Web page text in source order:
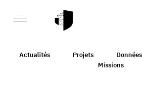
Actualités Projets Données
Missions